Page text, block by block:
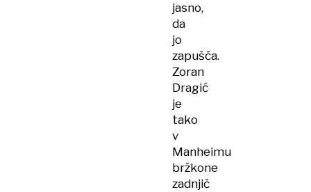
jasno,
da
jo
zapušča.
Zoran
Dragić
je
tako
v
Manheimu
bržkone
zadnjič